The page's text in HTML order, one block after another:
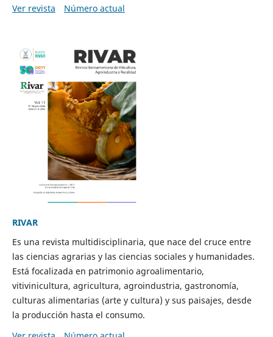
Ver revista
Número actual
RIVAR
Es una revista multidisciplinaria, que nace del cruce entre
las ciencias agrarias y las ciencias sociales y humanidades.
Está focalizada en patrimonio agroalimentario,
vitivinicultura, agricultura, agroindustria, gastronomía,
culturas alimentarias (arte y cultura) y sus paisajes, desde
la producción hasta el consumo.